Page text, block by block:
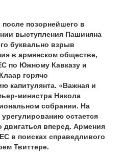
позорнейшего в
выступления Пашиняна
буквально взрыв
в армянском обществе,
по Южному Кавказу и
горячо
капитулянта. «Важная и
министра Никола
собрании. На
остается
вперед. Армения
в поисках справедливого
Твиттере.